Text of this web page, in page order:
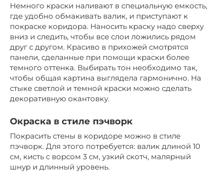
Немного краски наливают в специальную емкость,
где удобно обмакивать валик, и приступают к
покраске коридора. Наносить краску надо сверху
вниз и следить, чтобы все слои ложились рядом
друг с другом. Красиво в прихожей смотрятся
панели, сделанные при помощи краски более
темного оттенка. Выбирать тон необходимо так,
чтобы общая картина выглядела гармонично. На
стыке светлой и темной краски можно сделать
декоративную окантовку.
Окраска в стиле пэчворк
Покрасить стены в коридоре можно в стиле
пэчворк. Для этого потребуется: валик длиной 10
см, кисть с ворсом 3 см, узкий скотч, малярный
шнур и длинный уровень.